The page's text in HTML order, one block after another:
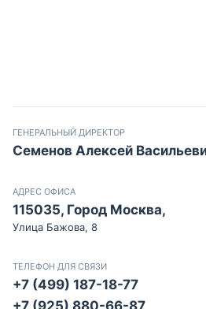
ГЕНЕРАЛЬНЫЙ ДИРЕКТОР
Семенов Алексей
АДРЕС ОФИСА
115035, Город Москва,
Улица Бажова, 8
ТЕЛЕФОН ДЛЯ СВЯЗИ
+7 (499) 187-18-77
+7 (925) 880-66-87